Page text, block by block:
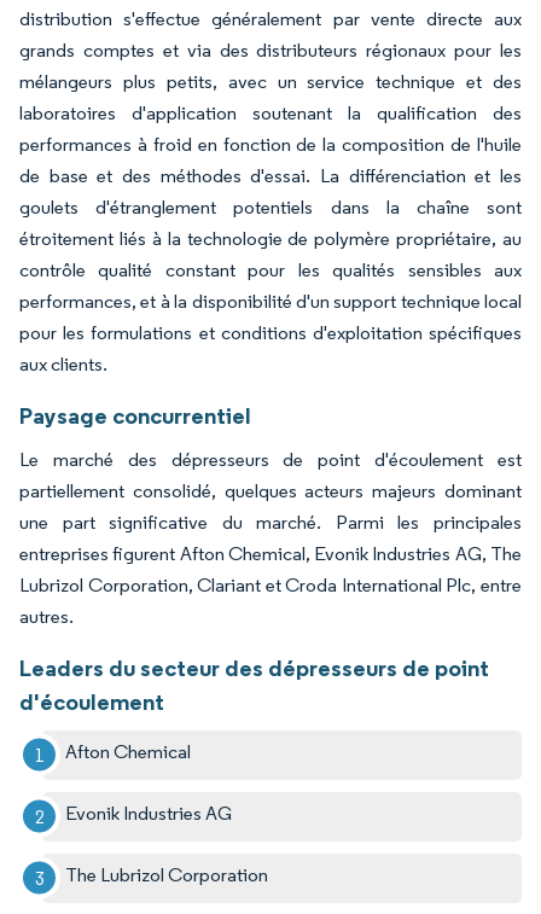
distribution s'effectue généralement par vente directe aux
grands comptes et via des distributeurs régionaux pour les
mélangeurs plus petits, avec un service technique et des
laboratoires d'application soutenant la qualification des
performances à froid en fonction de la composition de l'huile
de base et des méthodes d'essai. La différenciation et les
goulets d'étranglement potentiels dans la chaîne sont
étroitement liés à la technologie de polymère propriétaire, au
contrôle qualité constant pour les qualités sensibles aux
performances, et à la disponibilité d'un support technique local
pour les formulations et conditions d'exploitation spécifiques
aux clients.
Paysage concurrentiel
Le marché des dépresseurs de point d'écoulement est
partiellement consolidé, quelques acteurs majeurs dominant
une part significative du marché. Parmi les principales
entreprises figurent Afton Chemical, Evonik Industries AG, The
Lubrizol Corporation, Clariant et Croda International Plc, entre
autres.
Leaders du secteur des dépresseurs de point
d'écoulement
Afton Chemical
Evonik Industries AG
The Lubrizol Corporation